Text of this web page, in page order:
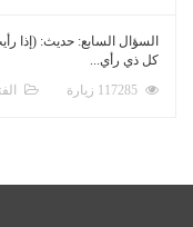
السؤال السابع: حديث: (إذا
كل ذي رأي...